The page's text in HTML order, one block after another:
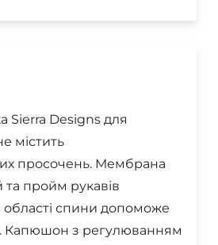
Sierra Designs для
містить
просочень. Мембрана
пройм рукавів
спини допоможе
Капюшон з регулюванням